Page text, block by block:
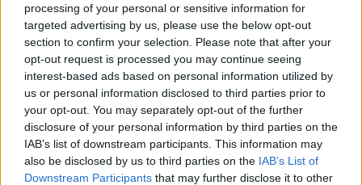
processing of your personal or sensitive information for
targeted advertising by us, please use the below opt-out
section to confirm your selection. Please note that after your
opt-out request is processed you may continue seeing
interest-based ads based on personal information utilized by
us or personal information disclosed to third parties prior to
your opt-out. You may separately opt-out of the further
disclosure of your personal information by third parties on the
IAB’s list of downstream participants. This information may
also be disclosed by us to third parties on the IAB’s List of
Downstream Participants that may further disclose it to other
Palabras extra:
M
A N
A
M
A C
A
A
M A
N
A
R M
A
M
A R C
A